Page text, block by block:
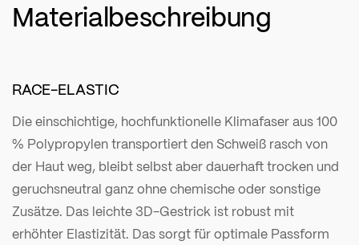
Materialbeschreibung
RACE-ELASTIC
Die einschichtige, hochfunktionelle Klimafaser aus 100
% Polypropylen transportiert den Schweiß rasch von
der Haut weg, bleibt selbst aber dauerhaft trocken und
geruchsneutral ganz ohne chemische oder sonstige
Zusätze. Das leichte 3D-Gestrick ist robust mit
erhöhter Elastizität. Das sorgt für optimale Passform